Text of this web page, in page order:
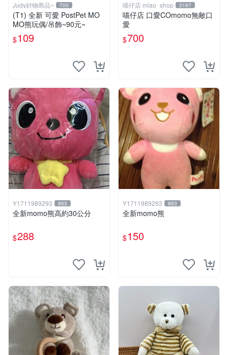
Judy好物商品~ 700
(T1) 全新 可愛 PostPet MO
MO熊玩偶/吊飾~90元~
$109
喵仔店 miao_shop 3167
喵仔店 口愛COmomo無敵口
愛
$700
Y1711989293 883
全新momo熊高約30公分
$288
Y1711989293 883
全新momo熊
$150